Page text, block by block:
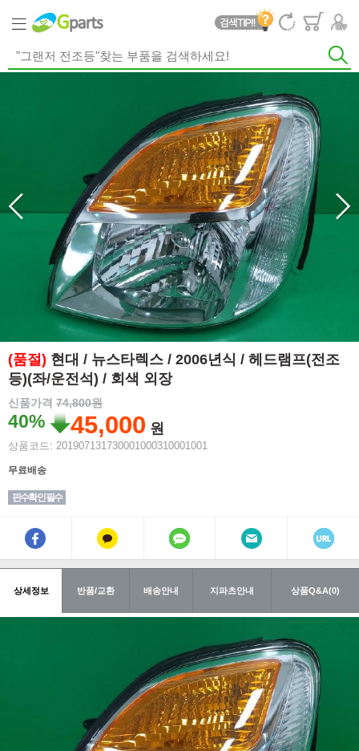
(품절) 현대 / 뉴스타렉스 / 2006년식 / 헤드램프(전조
등)(좌/운전석) / 회색 외장
신품가격 74,800원
40% 45,000 원
상품코드: 201907131730001000310001001
무료배송
핀수확인 필수
상세정보 반품/교환 배송안내 지파츠안내 상품Q&A(0)